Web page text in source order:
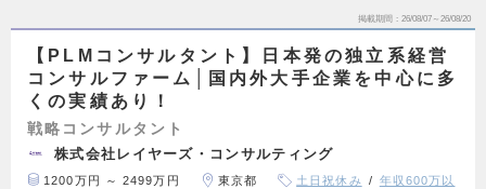
掲載期間 26/08/07～26/08/20
【PLMコンサルタント】日本発の独立系経営
コンサルファーム│国内外大手企業を中心に多
くの実績あり！
戦略コンサルタント
株式会社レイヤーズ・コンサルティング
1200万円 ～ 2499万円 東京都 土日祝休み
年収600万以